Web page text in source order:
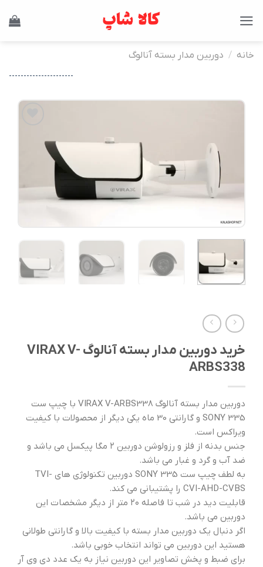
خانه / دوربین مدار بسته آنالوگ
----------------------
خرید دوربین مدار بسته آنالوگ VIRAX V-
ARBS338
دوربین مدار بسته آنالوگ VIRAX V-ARBS338 با چیپ ست
SONY 335 و گارانتی 30 ماه یکی دیگر از محصولات با کیفیت
ویراکس است.
جنس بدنه از فلز و رزولوشن دوربین ۲ مگا پیکسل می باشد و
ضد آب و گرد و غبار می باشد.
به لطف چیپ ست SONY 335 دوربین تکنولوژی های TVI-
CVI-AHD-CVBS را پشتیبانی می کند.
قابلیت دید در شب تا فاصله ۲۰ متر از دیگر مشخصات این
دوربین می باشد.
اگر دنبال یک دوربین مدار بسته با کیفیت بالا و گارانتی طولانی
هستید این دوربین می تواند انتخاب خوبی باشد.
برای ضبط و پخش تصاویر این دوربین نیاز به یک عدد دی وی آر